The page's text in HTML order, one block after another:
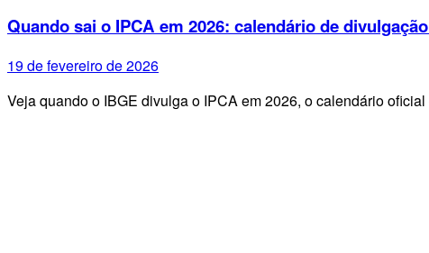
Quando sai o IPCA em 2026: calendário de
19 de fevereiro de 2026
Veja quando o IBGE divulga o IPCA em 2026, o calendário